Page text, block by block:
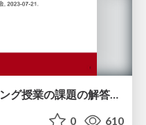
ChatGPT によるプログラミング授業の課題の解答生成の評価
0 610